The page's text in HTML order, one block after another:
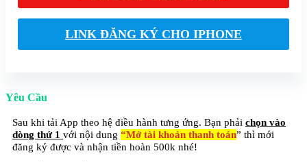
LINK ĐĂNG KÝ CHO IPHONE
Yêu Cầu
Sau khi tải App theo hệ điều hành tưng ứng. Bạn phải chọn vào
dòng thứ 1 với nội dung “Mở tài khoản thanh toán” thì mới
đăng ký được và nhận tiền hoàn 500k nhé!